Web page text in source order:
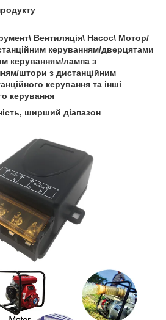
\ Вентиляція\ Насос\ Мотор/
керуванням/дверцятами
керуванням/лампа з
штори з дистанційним
керування та інші
керування
ширший діапазон